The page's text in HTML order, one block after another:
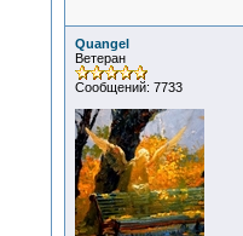
Quangel
Ветеран
Сообщений: 7733